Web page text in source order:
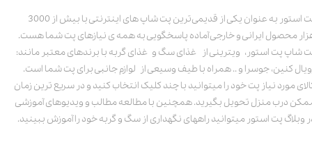
پت استور به عنوان یکی از قدیمی‌ترین پت شاپ های اینترنتی با بیش از 3000
محصول ایرانی و خارجی آماده پاسخگویی به همه ی نیازهای پت شما هست.
شاپ پت استور، ویترینی از غذای سگ و غذای گربه با برندهای معتبر مانند:
کنین، جوسرا و .. همراه با طیف وسیعی از لوازم جانبی برای پت شما است.
مورد نیاز پت خود را میتوانید با چند کلیک انتخاب کنید و در سریع ترین زمان
درب منزل تحویل بگیرید. همچنین با مطالعه مطالب و ویدیوهای آموزشی
وبلاگ پت استور میتوانید راههای نگهداری از سگ و گربه خود را آموزش ببینید.